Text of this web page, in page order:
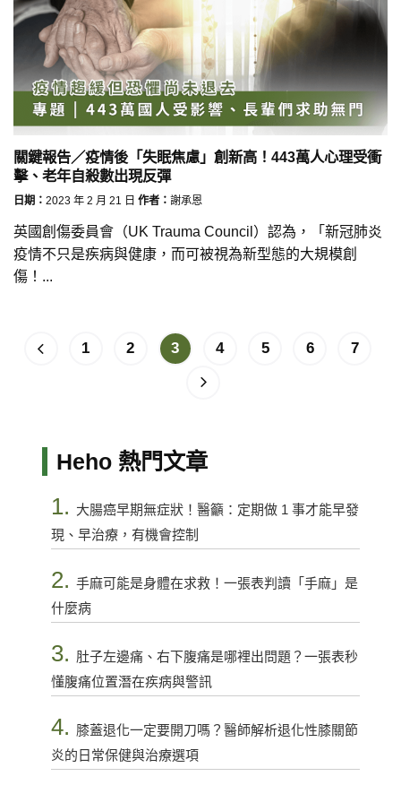
關鍵報告／疫情後「失眠焦慮」創新高！443萬人心理受衝
擊、老年自殺數出現反彈
日期： 2023 年 2 月 21 日 作者： 謝承恩
英國創傷委員會（UK Trauma Council）認為，「新冠肺炎
疫情不只是疾病與健康，而可被視為新型態的大規模創
傷！...
1 2 3 4 5 6 7
Heho 熱門文章
1. 大腸癌早期無症狀！醫籲：定期做 1 事才能早發
現、早治療，有機會控制
2. 手麻可能是身體在求救！一張表判讀「手麻」是
什麼病
3. 肚子左邊痛、右下腹痛是哪裡出問題？一張表秒
懂腹痛位置潛在疾病與警訊
4. 膝蓋退化一定要開刀嗎？醫師解析退化性膝關節
炎的日常保健與治療選項